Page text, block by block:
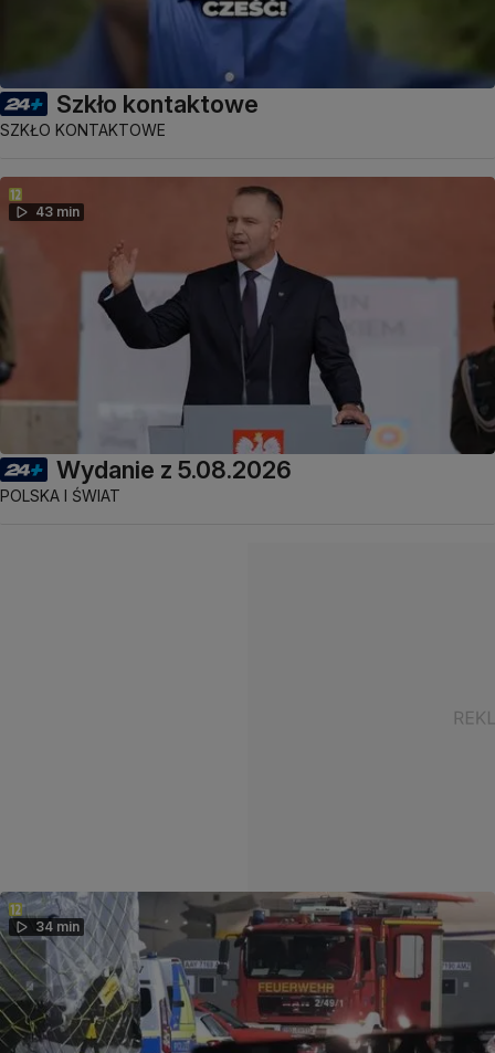
Szkło kontaktowe
SZKŁO KONTAKTOWE
43 min
Wydanie z 5.08.2026
POLSKA I ŚWIAT
34 min